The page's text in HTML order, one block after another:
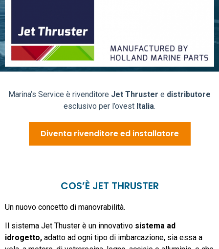
Marina‘s Service è rivenditore Jet Thruster e distributore
esclusivo per l’ovest Italia.
Diventa rivenditore ed installatore
COS’È JET THRUSTER
Un nuovo concetto di manovrabilità.
Il sistema Jet Thuster è un innovativo sistema ad
idrogetto, adatto ad ogni tipo di imbarcazione, sia essa a